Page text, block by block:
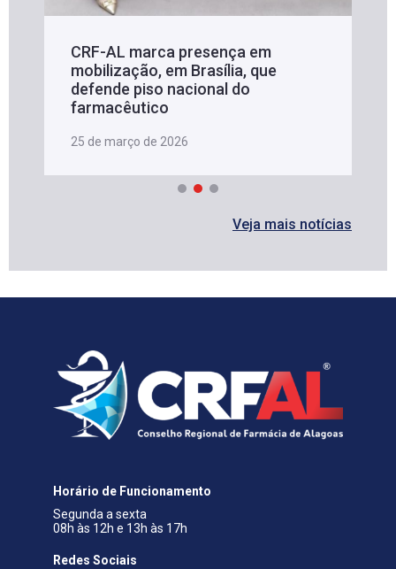
CRF-AL marca presença em
mobilização, em Brasília, que
defende piso nacional do
farmacêutico
25 de março de 2026
Veja mais notícias
Horário de Funcionamento
Segunda a sexta
08h às 12h e 13h às 17h
Redes Sociais​